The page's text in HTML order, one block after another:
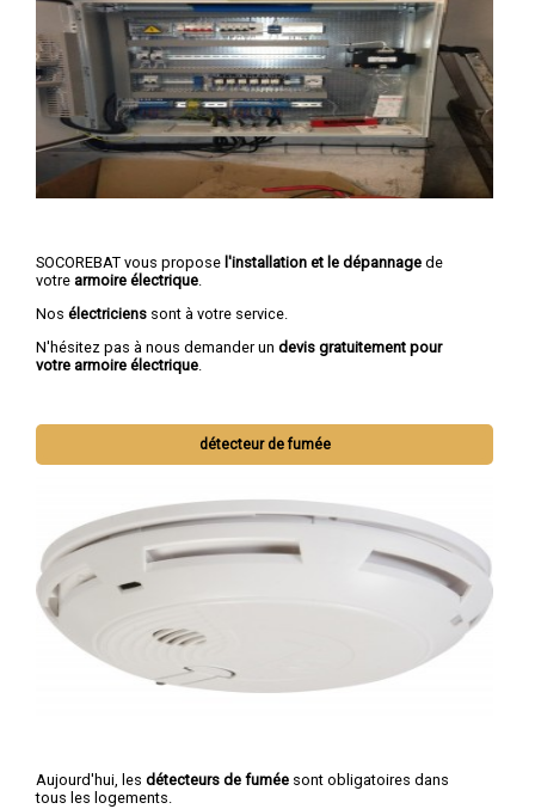
SOCOREBAT vous propose l'installation et le dépannage de
votre armoire électrique.
Nos électriciens sont à votre service.
N'hésitez pas à nous demander un devis gratuitement pour
votre armoire électrique
détecteur de fumée
Aujourd'hui, les détecteurs de fumée sont obligatoires dans
tous les logements.